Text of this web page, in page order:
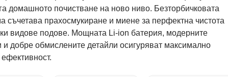
домашното почистване на ново ниво. Безторбичковата
съчетава прахосмукиране и миене за перфектна чистота
видове подове. Мощната Li-ion батерия, модерните
и добре обмислените детайли осигуряват максимално